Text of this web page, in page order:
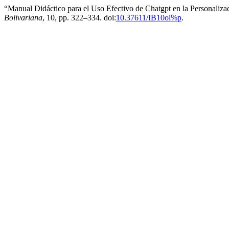
“Manual Didáctico para el Uso Efectivo de Chatgpt en la
Bolivariana, 10, pp. 322–334. doi:10.37611/IB10ol%p.